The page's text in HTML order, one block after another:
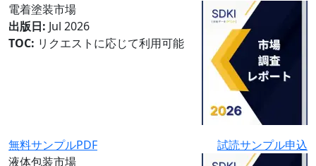
電着塗装市場
出版日: Jul 2026
TOC: リクエストに応じて利用可能
無料サンプルPDF
試読サンプル申込
液体包装市場